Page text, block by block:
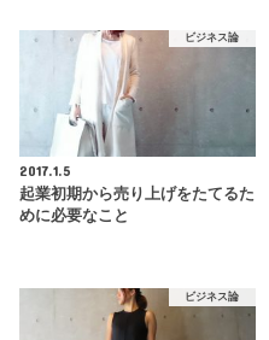
ビジネス論
2017.1.5
起業初期から売り上げをたてるた
めに必要なこと
ビジネス論